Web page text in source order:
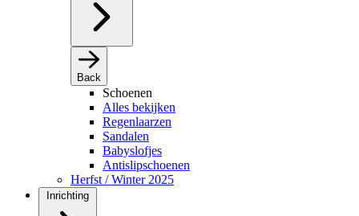
Back
Schoenen
Alles bekijken
Regenlaarzen
Sandalen
Babyslofjes
Antislipschoenen
Herfst / Winter 2025
Inrichting